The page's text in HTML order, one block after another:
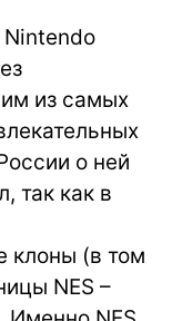
Nintendo
из самых
о ней
так как в
клоны (в том
NES –